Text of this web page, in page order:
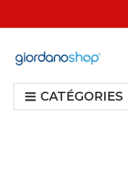
au
Giordano
CATÉGORIES